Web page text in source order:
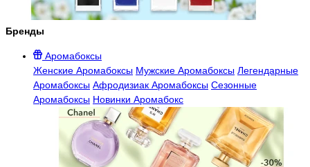
Бренды
Аромабоксы
Женские Аромабоксы Мужские Аромабоксы Легендарные
Аромабоксы Афродизиак Аромабоксы Сезонные
Аромабоксы Новинки Аромабокс